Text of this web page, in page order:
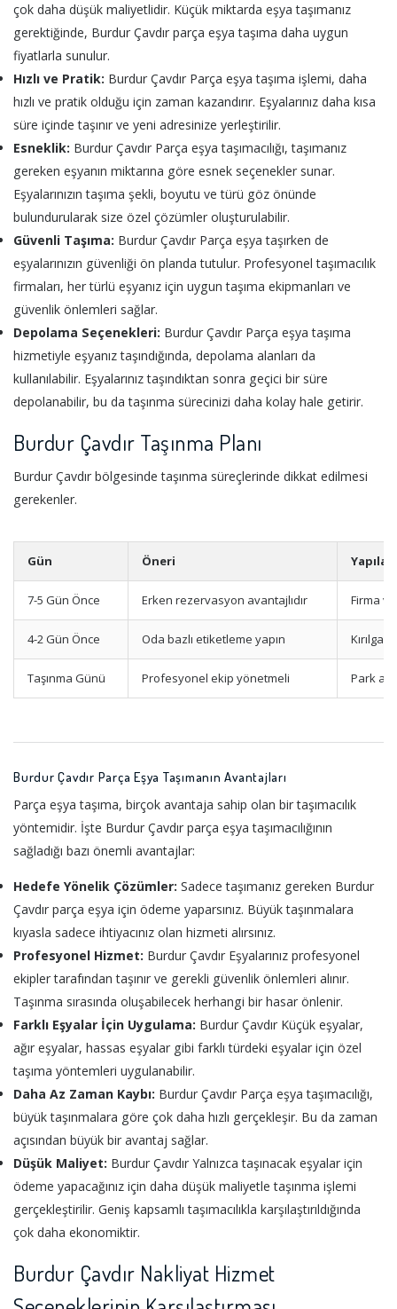
çok daha düşük maliyetlidir. Küçük miktarda eşya taşımanız
gerektiğinde, Burdur Çavdır parça eşya taşıma daha uygun
fiyatlarla sunulur.
Hızlı ve Pratik: Burdur Çavdır Parça eşya taşıma işlemi, daha
hızlı ve pratik olduğu için zaman kazandırır. Eşyalarınız daha kısa
süre içinde taşınır ve yeni adresinize yerleştirilir.
Esneklik: Burdur Çavdır Parça eşya taşımacılığı, taşımanız
gereken eşyanın miktarına göre esnek seçenekler sunar.
Eşyalarınızın taşıma şekli, boyutu ve türü göz önünde
bulundurularak size özel çözümler oluşturulabilir.
Güvenli Taşıma: Burdur Çavdır Parça eşya taşırken de
eşyalarınızın güvenliği ön planda tutulur. Profesyonel taşımacılık
firmaları, her türlü eşyanız için uygun taşıma ekipmanları ve
güvenlik önlemleri sağlar.
Depolama Seçenekleri: Burdur Çavdır Parça eşya taşıma
hizmetiyle eşyanız taşındığında, depolama alanları da
kullanılabilir. Eşyalarınız taşındıktan sonra geçici bir süre
depolanabilir, bu da taşınma sürecinizi daha kolay hale getirir.
Burdur Çavdır Taşınma Planı
Burdur Çavdır bölgesinde taşınma süreçlerinde dikkat edilmesi
gerekenler.
Gün Öneri
7-5 Gün Önce Erken rezervasyon avantajlıdır Firma
4-2 Gün Önce Oda bazlı etiketleme yapın
Taşınma Günü Profesyonel ekip yönetmeli Park
Burdur Çavdır Parça Eşya Taşımanın Avantajları
Parça eşya taşıma, birçok avantaja sahip olan bir taşımacılık
yöntemidir. İşte Burdur Çavdır parça eşya taşımacılığının
sağladığı bazı önemli avantajlar:
Hedefe Yönelik Çözümler: Sadece taşımanız gereken Burdur
Çavdır parça eşya için ödeme yaparsınız. Büyük taşınmalara
kıyasla sadece ihtiyacınız olan hizmeti alırsınız.
Profesyonel Hizmet: Burdur Çavdır Eşyalarınız profesyonel
ekipler tarafından taşınır ve gerekli güvenlik önlemleri alınır.
Taşınma sırasında oluşabilecek herhangi bir hasar önlenir.
Farklı Eşyalar İçin Uygulama: Burdur Çavdır Küçük eşyalar,
ağır eşyalar, hassas eşyalar gibi farklı türdeki eşyalar için özel
taşıma yöntemleri uygulanabilir.
Daha Az Zaman Kaybı: Burdur Çavdır Parça eşya taşımacılığı,
büyük taşınmalara göre çok daha hızlı gerçekleşir. Bu da zaman
açısından büyük bir avantaj sağlar.
Düşük Maliyet: Burdur Çavdır Yalnızca taşınacak eşyalar için
ödeme yapacağınız için daha düşük maliyetle taşınma işlemi
gerçekleştirilir. Geniş kapsamlı taşımacılıkla karşılaştırıldığında
çok daha ekonomiktir.
Burdur Çavdır Nakliyat Hizmet